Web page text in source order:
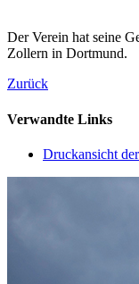
Der Verein hat seine
Zollern in Dortmund.
Zurück
Verwandte Links
Druckansicht